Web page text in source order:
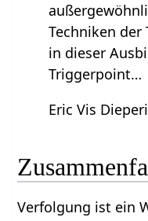
Techniken der
in dieser
Triggerpoint…
Eric Vis
Verfolgung‏‎ ist ein Wort beziehungsweise